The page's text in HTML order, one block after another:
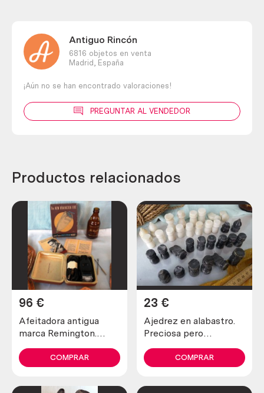
Antiguo Rincón
6816 objetos en venta
Madrid,
España
¡Aún no se han encontrado valoraciones!
PREGUNTAR AL VENDEDOR
Productos relacionados
Afeitadora antigua
marca Remington.
colección
96 €
COMPRAR
Ajedrez en alabastro.
Preciosa pero
estado.
23 €
COMPRAR